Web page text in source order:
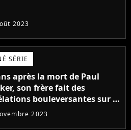
2023
SÉRIE
après la mort de Paul
son frère fait des
bouleversantes sur la
des acteurs de Fast and
2023